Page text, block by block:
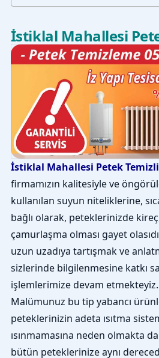
İstiklal Mahallesi
İstiklal Mahallesi Petek
firmamızın kalitesiyle ve
kullanılan suyun niteliklerine,
bağlı olarak, peteklerinizde
çamurlaşma olması gayet
uzun uzadıya tartışmak ve
sizlerinde bilgilenmesine katkı
işlemlerimize devam etmekteyiz.
Malümunuz bu tip yabancı
peteklerinizin adeta ısıtma
ısınmamasına neden olmakta
bütün peteklerinize aynı